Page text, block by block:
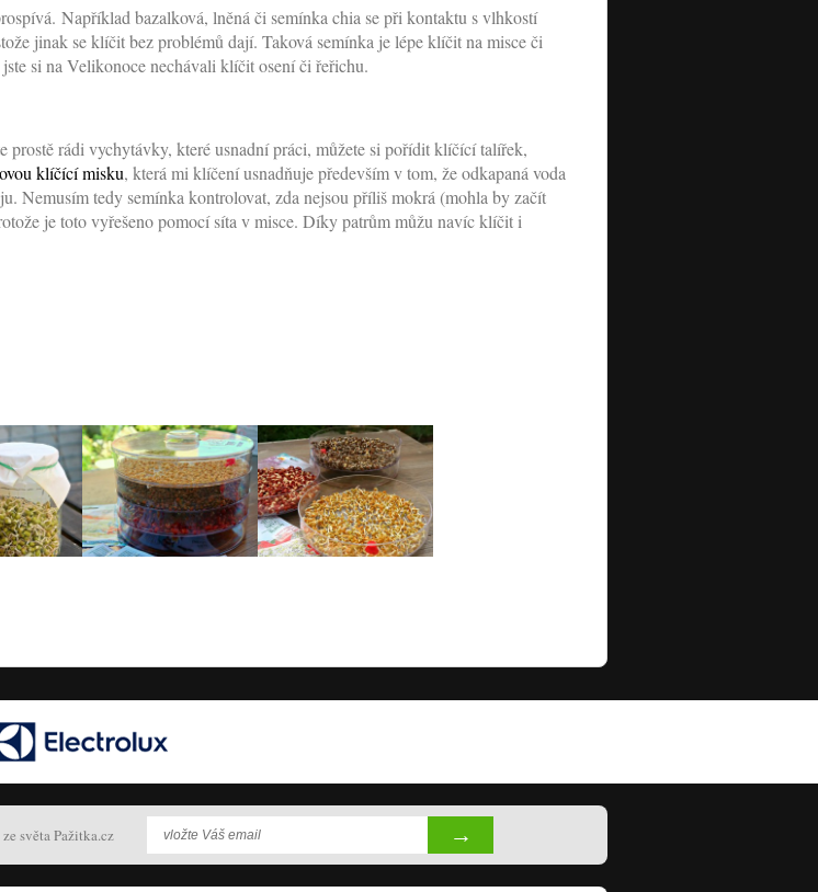
Například bazalková, lněná či semínka chia se při kontaktu s vlhkostí
jinak se klíčit bez problémů dají. Taková semínka je lépe klíčit na misce či
si na Velikonoce nechávali klíčit osení či řeřichu.
rádi vychytávky, které usnadní práci, můžete si pořídit klíčící talířek,
klíčící misku, která mi klíčení usnadňuje především v tom, že odkapaná voda
Nemusím tedy semínka kontrolovat, zda nejsou příliš mokrá (mohla by začít
je toto vyřešeno pomocí síta v misce. Díky patrům můžu navíc klíčit i
světa Pažitka.cz